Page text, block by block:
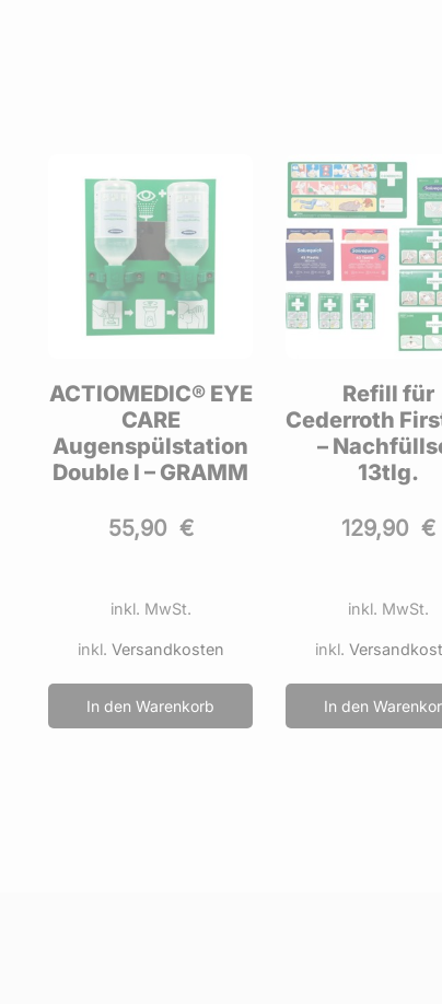
ACTIOMEDIC® EYE
CARE
Augenspülstation
Double I – GRAMM
55,90 €
inkl. MwSt.
inkl. Versandkosten
In den Warenkorb
Refill für
Cederroth
–
13tlg.
129,90 €
inkl. MwSt.
inkl.
In den